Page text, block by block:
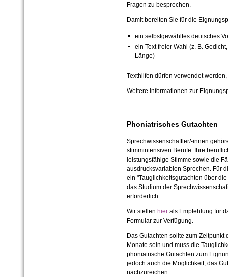
Fragen zu besprechen.
Damit bereiten Sie für die
ein selbstgewähltes deutsches
ein Text freier Wahl (z. B.
Länge)
Texthilfen dürfen verwendet
Weitere Informationen zur
Phoniatrisches Gutachten
Sprechwissenschaftler/-innen
stimmintensiven Berufe. Ihre
leistungsfähige Stimme sowie die
ausdrucksvariablen Sprechen. Für
ein "Tauglichkeitsgutachten über
das Studium der
erforderlich.
Wir stellen hierals Empfehlung für
Formular zur Verfügung.
Das Gutachten sollte zum
Monate sein und muss die
phoniatrische Gutachten zum
jedoch auch die Möglichkeit, das
nachzureichen.